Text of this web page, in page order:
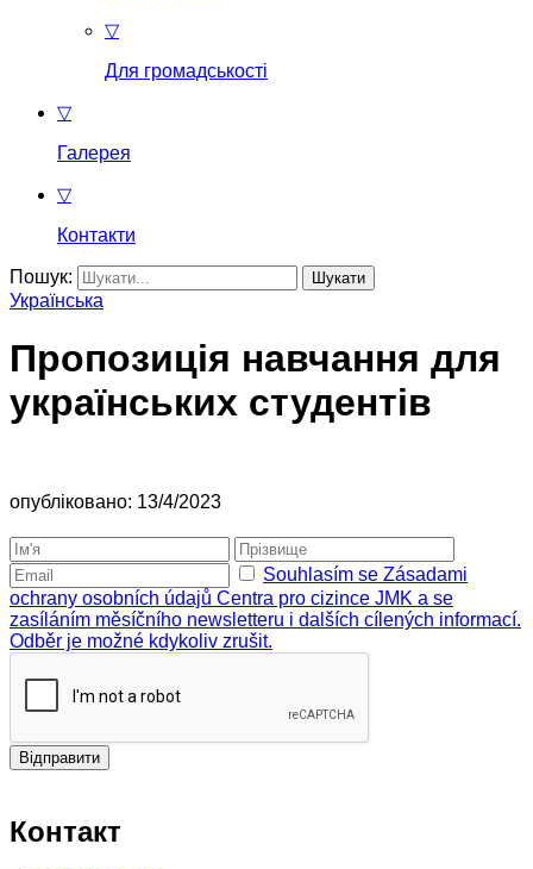
▽
Для громадськості
▽
Галерея
▽
Контакти
Пошук:
Українська
Пропозиція навчання для
українських студентів
опубліковано: 13/4/2023
Souhlasím se Zásadami
ochrany osobních údajů Centra pro cizince JMK a se
zasíláním měsíčního newsletteru i dalších cílených informací.
Odběr je možné kdykoliv zrušit.
Відправити
Контакт